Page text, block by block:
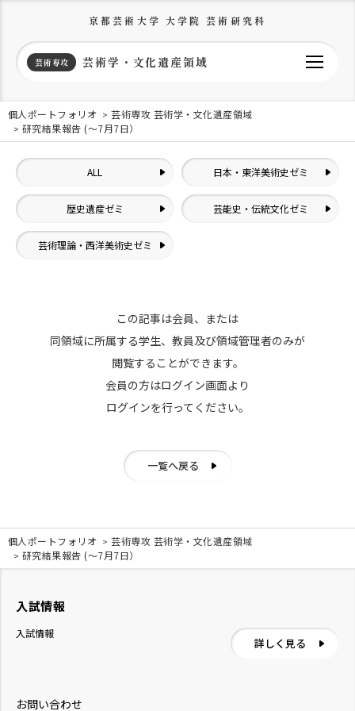
京都芸術大学 大学院 芸術研究科
芸術専攻 芸術学・文化遺産領域
個人ポートフォリオ
芸術専攻 芸術学・文化遺産領域
研究結果報告 (〜7月7日）
ALL 日本・東洋美術史ゼミ
歴史遺産ゼミ 芸能史・伝統文化ゼミ
芸術理論・西洋美術史ゼミ
この記事は会員、または
同領域に所属する学生、教員及び領域管理者のみが
閲覧することができます。
会員の方はログイン画面より
ログインを行ってください。
一覧へ戻る
個人ポートフォリオ
芸術専攻 芸術学・文化遺産領域
研究結果報告 (〜7月7日）
お問い合わせ
入試情報
入試情報
詳しく見る